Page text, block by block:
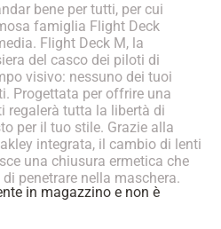
bene per tutti, per cui
famiglia Flight Deck
Flight Deck M, la
del casco dei piloti di
visivo: nessuno dei tuoi
Progettata per offrire una
regalerà tutta la libertà di
per il tuo stile. Grazie alla
integrata, il cambio di lenti
una chiusura ermetica che
penetrare nella maschera.
in magazzino e non è